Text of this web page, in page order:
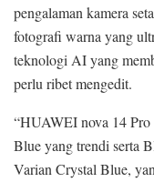
pengalaman kamera
fotografi warna yang
teknologi AI yang
perlu ribet mengedit.
“HUAWEI nova 14
Blue yang trendi serta
Varian Crystal Blue,